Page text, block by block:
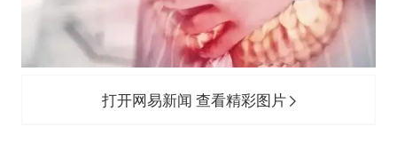
打开网易新闻 查看精彩图片